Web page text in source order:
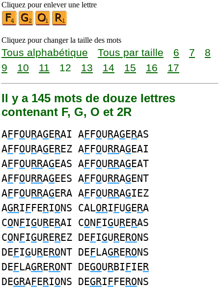
Cliquez pour enlever une lettre
Cliquez pour changer la taille des mots
Tous alphabétique Tous par taille 6 7
8
9
10 11 12 13 14 15 16 17
Il y a 145 mots de douze lettres
contenant F, G, O et 2R
AFFOURAGERAI AFFOURAGERAS
AFFOURAGEREZ AFFOURRAGEAI
AFFOURRAGEAS AFFOURRAGEAT
AFFOURRAGEES AFFOURRAGENT
AFFOURRAGERA AFFOURRAGIEZ
AGRIFFERIONS CALORIFUGERA
CONFIGURERAI CONFIGURERAS
CONFIGUREREZ DEFIGURERONS
DEFIGURERONT DEFLAGRERONS
DEFLAGRERONT DEGOURBIFIER
DEGRAFERIONS DEGRIFFERONS